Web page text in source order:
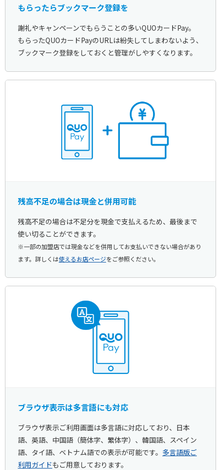
もらったらブックマーク登録を
謝礼やキャンペーンでもらうことの多いQUOカードPay。
もらったQUOカードPayのURLは紛失してしまわないよう、
ブックマーク登録をしておくと管理がしやすくなります。
残高不足の場合は現金と併用可能
残高不足の場合は不足分を現金で支払えるため、最後まで
使い切ることができます。
※一部の加盟店では現金などを併用してお支払いできない場合があり
ます。詳しくは使えるお店ページをご参照ください。
ブラウザ表示は多言語にも対応
ブラウザ表示ご利用画面は多言語に対応しており、日本
語、英語、中国語（簡体字、繁体字）、韓国語、スペイン
語、タイ語、ベトナム語での表示が可能です。 多言語版ご
利用ガイドもご用意しております。